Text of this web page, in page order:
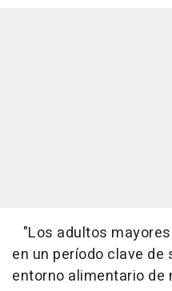
"Los adultos
en un período clave
entorno alimentario de